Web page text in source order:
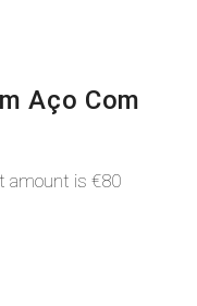
Aço Com
amount is €80